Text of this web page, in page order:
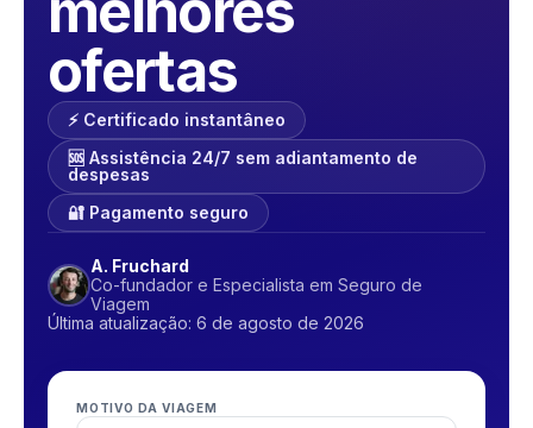
ofertas
⚡️ Certificado instantâneo
🆘 Assistência 24/7 sem adiantamento de
despesas
🔐 Pagamento seguro
A. Fruchard
Co-fundador e Especialista em Seguro de
Viagem
Última atualização: 6 de agosto de 2026
MOTIVO DA VIAGEM